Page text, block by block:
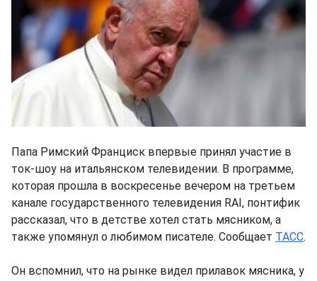
Папа Римский Франциск впервые принял участие в
ток-шоу на итальянском телевидении. В программе,
которая прошла в воскресенье вечером на третьем
канале государственного телевидения RAI, понтифик
рассказал, что в детстве хотел стать мясником, а
также упомянул о любимом писателе. Сообщает ТАСС.
Он вспомнил, что на рынке видел прилавок мясника, у